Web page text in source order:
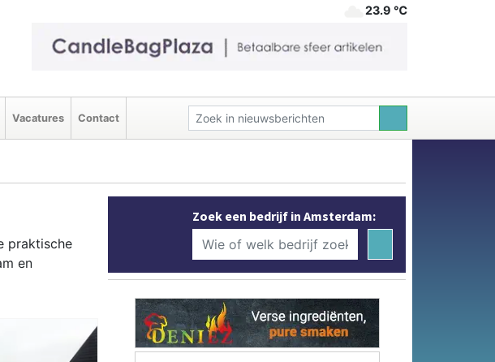
23.9 ℃
Vacatures Contact
praktische
en
Zoek een bedrijf in Amsterdam: